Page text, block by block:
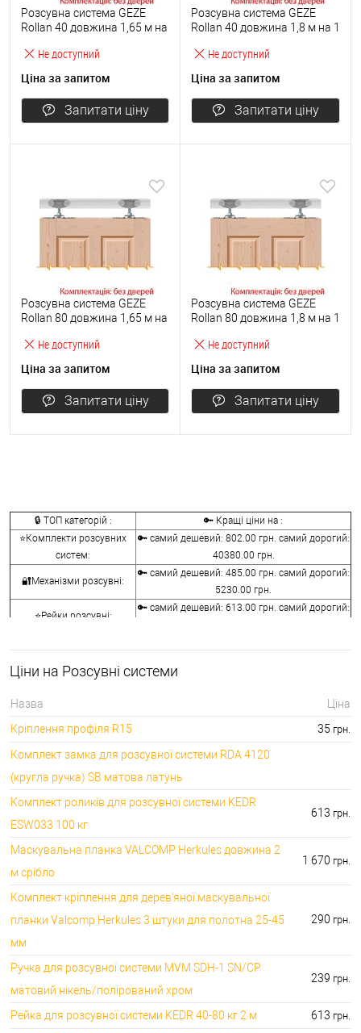
Не доступний
Розсувна система GEZE
Rollan 40 довжина 1,65 м на
Ціна за запитом
Запитати ціну
Не доступний
Розсувна система GEZE
Rollan 40 довжина 1,8 м на 1
Ціна за запитом
Запитати ціну
Не доступний
Розсувна система GEZE
Rollan 80 довжина 1,65 м на
Ціна за запитом
Запитати ціну
Не доступний
Розсувна система GEZE
Rollan 80 довжина 1,8 м на 1
Ціна за запитом
Запитати ціну
🔒 ТОП категорій :
🔑 Кращі ціни на :
⭐Комплекти розсувних
систем:
🔑 самий дешевий: 802.00 грн. самий дорогий:
40380.00 грн.
🔐Механізми розсувні:
🔑 самий дешевий: 485.00 грн. самий дорогий:
5230.00 грн.
⭐Рейки розсувні:
🔑 самий дешевий: 613.00 грн. самий дорогий:
🔐Ручки розсувні:
🔑 самий дешевий: 165.00 грн. самий дорогий:
розсувних систем:
🔑 самий дешевий: 30.00 грн. самий дорогий:
Ціни на Розсувні системи
Назва
Ціна
Кріплення профіля R15
35 грн.
Комплект замка для розсувної системи RDA 4120
(кругла ручка) SB матова латунь
Комплект роликів для розсувної системи KEDR
ESW033 100 кг
613 грн.
Маскувальна планка VALCOMP Herkules довжина 2
м срібло
1 670 грн.
Комплект кріплення для дерев'яної маскувальної
планки Valcomp Herkules 3 штуки для полотна 25-45
мм
290 грн.
Ручка для розсувної системи MVM SDH-1 SN/CP
матовий нікель/полірований хром
239 грн.
Рейка для розсувної системи KEDR 40-80 кг 2 м 613 грн.